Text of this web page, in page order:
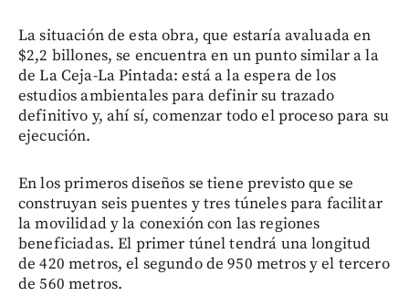
La situación de esta obra, que estaría avaluada en
$2,2 billones, se encuentra en un punto similar a la
de La Ceja-La Pintada: está a la espera de los
estudios ambientales para definir su trazado
definitivo y, ahí sí, comenzar todo el proceso para su
ejecución.
En los primeros diseños se tiene previsto que se
construyan seis puentes y tres túneles para facilitar
la movilidad y la conexión con las regiones
beneficiadas. El primer túnel tendrá una longitud
de 420 metros, el segundo de 950 metros y el tercero
de 560 metros.